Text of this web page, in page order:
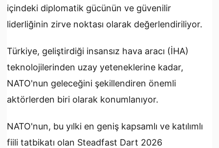
içindeki diplomatik gücünün ve güvenilir
liderliğinin zirve noktası olarak değerlendiriliyor.
Türkiye, geliştirdiği insansız hava aracı (İHA)
teknolojilerinden uzay yeteneklerine kadar,
NATO'nun geleceğini şekillendiren önemli
aktörlerden biri olarak konumlanıyor.
NATO'nun, bu yılki en geniş kapsamlı ve katılımlı
fiili tatbikatı olan Steadfast Dart 2026